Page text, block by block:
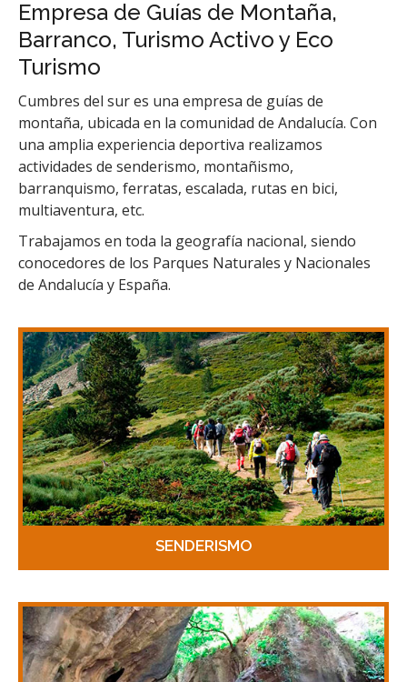
Empresa de Guías de Montaña,
Barranco, Turismo Activo y Eco
Turismo
Cumbres del sur es una empresa de guías de
montaña, ubicada en la comunidad de Andalucía. Con
una amplia experiencia deportiva realizamos
actividades de senderismo, montañismo,
barranquismo, ferratas, escalada, rutas en bici,
multiaventura, etc.
Trabajamos en toda la geografía nacional, siendo
conocedores de los Parques Naturales y Nacionales
de Andalucía y España.
SENDERISMO